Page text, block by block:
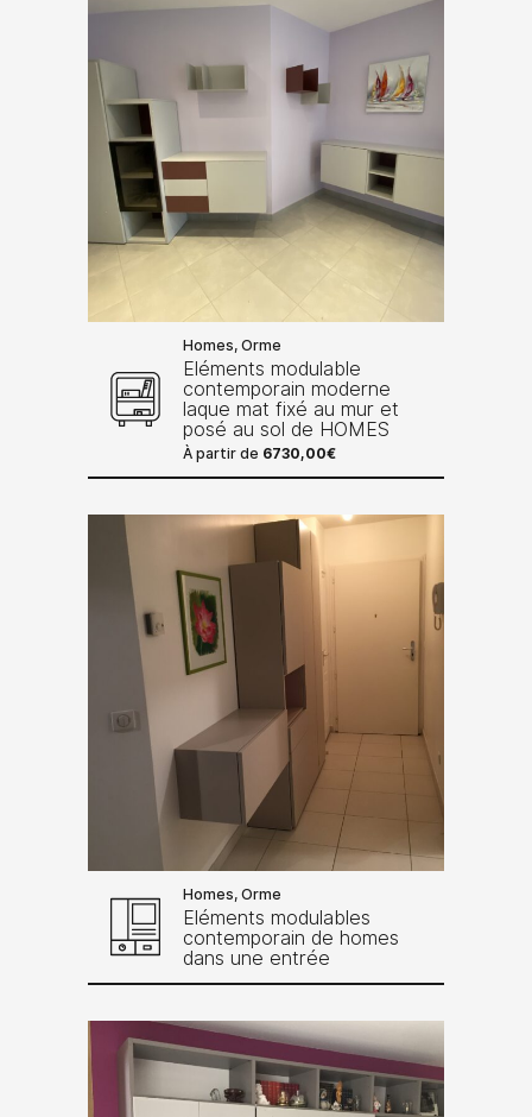
Homes, Orme
Eléments modulable
contemporain moderne
laque mat fixé au mur et
posé au sol de HOMES
À partir de 6730,00€
Homes, Orme
Eléments modulables
contemporain de homes
dans une entrée